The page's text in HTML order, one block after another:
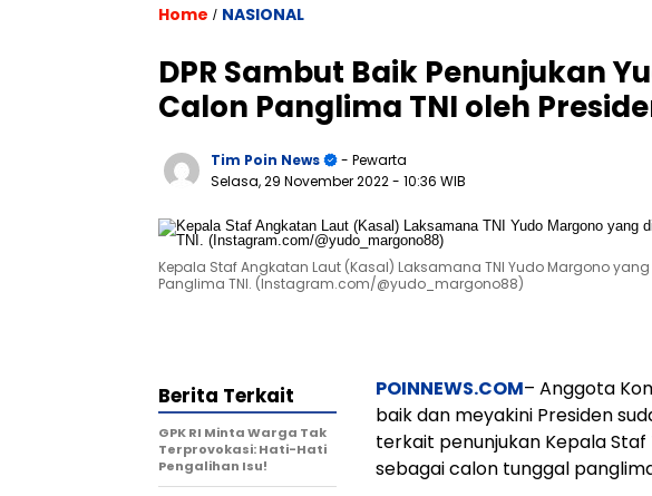
Home / NASIONAL
DPR Sambut Baik Penunjukan
Calon Panglima TNI oleh
Tim Poin News
- Pewarta
Selasa, 29 November 2022- 10:36 WIB
Kepala Staf Angkatan Laut (Kasal) Laksamana TNI Yudo Margono
Panglima TNI. (Instagram.com/@yudo_margono88)
POINNEWS.COM– Anggota
baik dan meyakini Presiden
terkait penunjukan Kepala Staf
sebagai calon tunggal
Berita Terkait
GPK RI Minta Warga Tak
Terprovokasi: Hati-Hati
Pengalihan Isu!